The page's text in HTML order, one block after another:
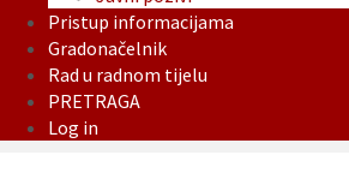
Pristup informacijama
Gradonačelnik
Rad u radnom tijelu
PRETRAGA
Log in